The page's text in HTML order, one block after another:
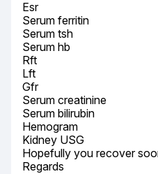
Esr
Serum ferritin
Serum tsh
Serum hb
Rft
Lft
Gfr
Serum creatinine
Serum bilirubin
Hemogram
Kidney USG
Hopefully you recover
Regards